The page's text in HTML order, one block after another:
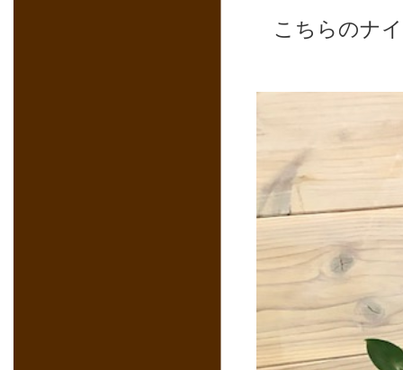
こちらのナ